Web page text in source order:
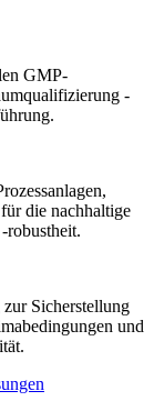
GMP-
-
die nachhaltige
robustheit.
Sicherstellung
und